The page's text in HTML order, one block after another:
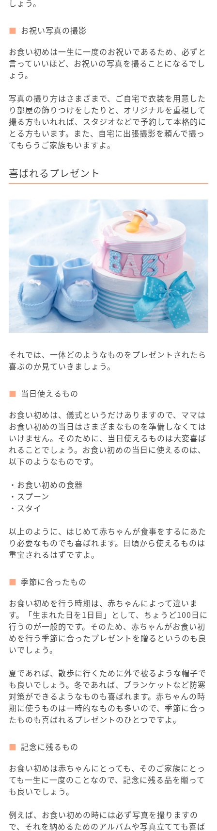
しょう。
お祝い写真の撮影
お食い初めは一生に一度のお祝いであるため、必ずと
言っていいほど、お祝いの写真を撮ることになるでし
ょう。
写真の撮り方はさまざまで、ご自宅で衣装を用意した
り部屋の飾りつけをしたりと、オリジナルを重視して
撮る方もいれれば、スタジオなどで予約して本格的に
とる方もいます。また、自宅に出張撮影を頼んで撮っ
てもらうご家族もいますよ。
喜ばれるプレゼント
それでは、一体どのようなものをプレゼントされたら
喜ぶのか見ていきましょう。
当日使えるもの
お食い初めは、儀式というだけありますので、ママは
お食い初めの当日はさまざまなものを準備しなくては
いけません。そのために、当日使えるものは大変喜ば
れることでしょう。お食い初めの当日に使えるのは、
以下のようなものです。
・お食い初めの食器
・スプーン
・スタイ
以上のように、はじめて赤ちゃんが食事をするにあた
り必要なものでも喜ばれます。日頃から使えるものは
重宝されるはずですよ。
季節に合ったもの
お食い初めを行う時期は、赤ちゃんによって違いま
す。「生まれた日を1日目」として、ちょうど100日に
行うのが一般的です。そのため、赤ちゃんがお食い初
めを行う季節に合ったプレゼントを贈るというのも良
いでしょう。
夏であれば、散歩に行くために外で被るような帽子で
も良いでしょう。冬であれば、ブランケットなど防寒
対策ができるようなものも喜ばれます。赤ちゃんの時
期に使うものは一時的なものも多いので、季節に合っ
たものも喜ばれるプレゼントのひとつですよ。
記念に残るもの
お食い初めは赤ちゃんにとっても、そのご家族にとっ
ても一生に一度のことなので、記念に残る品を贈って
も良いでしょう。
例えば、お食い初めの時には必ず写真を撮りますの
で、それを納めるためのアルバムや写真立てても喜ば